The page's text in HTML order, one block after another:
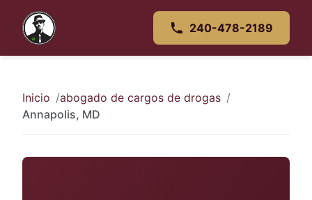
240-478-2189
Inicio
abogado de cargos de drogas
Annapolis, MD